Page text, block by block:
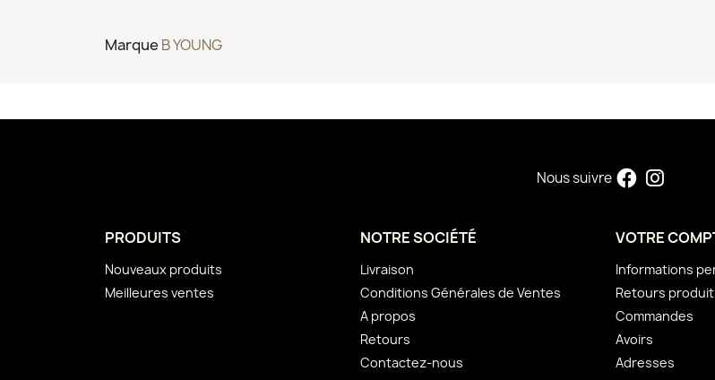
Marque B YOUNG
Nous suivre
PRODUITS
Nouveaux produits
Meilleures ventes
NOTRE SOCIÉTÉ
Livraison
Conditions Générales de Ventes
A propos
Retours
Contactez-nous
VOTRE
Informations
Retours produit
Commandes
Avoirs
Adresses